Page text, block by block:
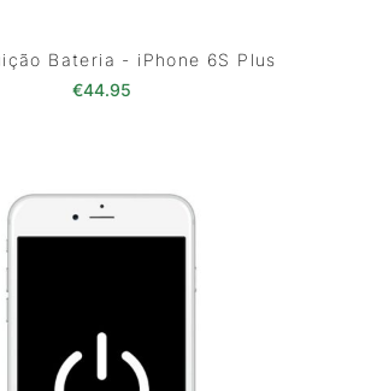
Bateria - iPhone 6S Plus
€44.95